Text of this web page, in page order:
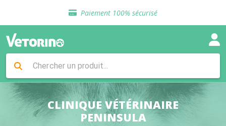
Paiement 100% sécurisé
Livraison gratuite en clinique vétérinaire
Sélection de croquettes vétérinaire
Livraison gratuite en clinique vétérinaire
Retour gratuit en clinique
Sélection de croquettes vétérinaire
CLINIQUE VÉTÉRINAIRE
PENINSULA